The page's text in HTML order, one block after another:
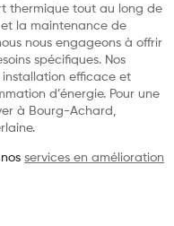
thermique tout au long de
et la maintenance de
nous engageons à offrir
spécifiques. Nos
efficace et
d’énergie. Pour une
à Bourg-Achard,
services en amélioration